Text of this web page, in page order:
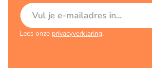
E-mailadres
Lees onze privacyverklaring.